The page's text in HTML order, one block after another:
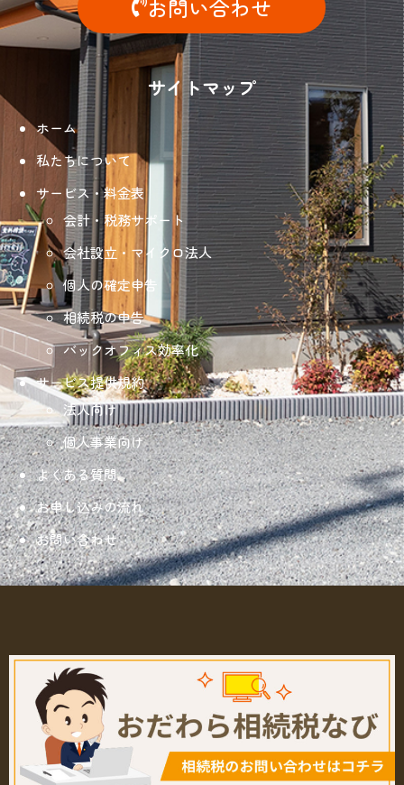
お問い合わせ
サイトマップ
ホーム
私たちについて
サービス・料金表
会計・税務サポート
会社設立・マイクロ法人
個人の確定申告
相続税の申告
バックオフィス効率化
サービス提供規約
法人向け
個人事業向け
よくある質問
お申し込みの流れ
お問い合わせ